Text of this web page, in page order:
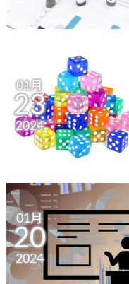
01月
23
2024
01月
20
2024